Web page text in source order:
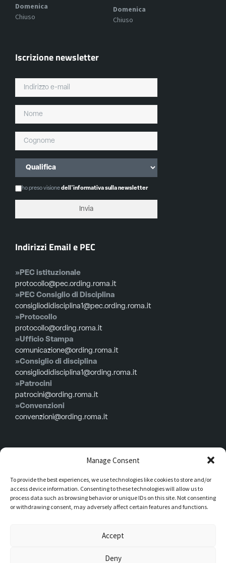
Manage Consent
To provide the best experiences, we use technologies like cookies to store and/or
access device information. Consenting to these technologies will allow us to
process data such as browsing behavior or unique IDs on this site. Not consenting
or withdrawing consent, may adversely affect certain features and functions.
Accept
Deny
Domenica
Chiuso
Domenica
Chiuso
Iscrizione newsletter
ho preso visionedell'informativa sulla newsletter
Indirizzi Email e PEC
»PEC istituzionale
protocollo@pec.ording.roma.it
»PEC Consiglio di Disciplina
consigliodidisciplina1@pec.ording.roma.it
»Protocollo
protocollo@ording.roma.it
»Ufficio Stampa
comunicazione@ording.roma.it
»Consiglio di disciplina
consigliodidisciplina1@ording.roma.it
»Patrocini
patrocini@ording.roma.it
»Convenzioni
convenzioni@ording.roma.it
Menù
Privacy policy
Cookie policy
Consiglio in carica